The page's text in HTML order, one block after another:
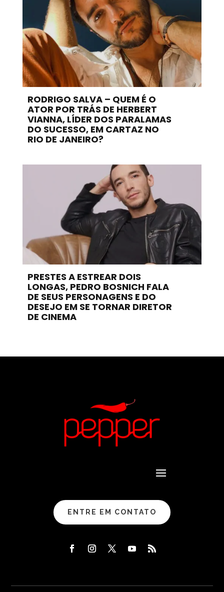
RODRIGO SALVA – QUEM É O
ATOR POR TRÁS DE HERBERT
VIANNA, LÍDER DOS PARALAMAS
DO SUCESSO, EM CARTAZ NO
RIO DE JANEIRO?
PRESTES A ESTREAR DOIS
LONGAS, PEDRO BOSNICH FALA
DE SEUS PERSONAGENS E DO
DESEJO EM SE TORNAR DIRETOR
DE CINEMA
ENTRE EM CONTATO